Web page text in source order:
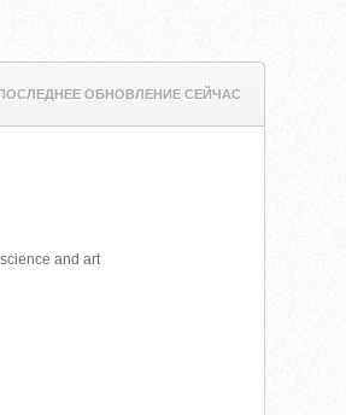
ОБНОВЛЕНИЕ СЕЙЧАС
and art